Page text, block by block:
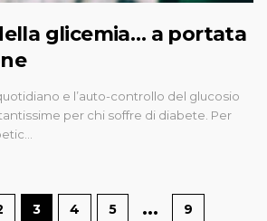
glicemia… a portata
e l’auto-controllo del glucosio
per chi soffre di diabete. Per
3 4 5 … 9